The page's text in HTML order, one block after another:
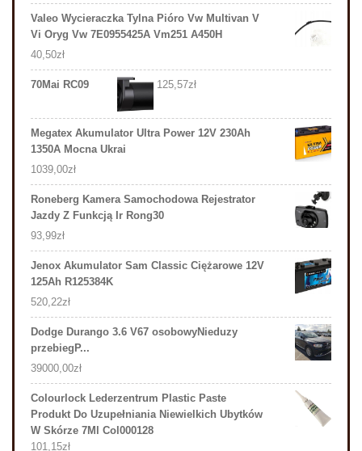
Valeo Wycieraczka Tylna Pióro Vw Multivan V
Vi Oryg Vw 7E0955425A Vm251 A450H
40,50zł
70Mai RC09 125,57zł
Megatex Akumulator Ultra Power 12V 230Ah
1350A Mocna Ukrai
1039,00zł
Roneberg Kamera Samochodowa Rejestrator
Jazdy Z Funkcją Ir Rong30
93,99zł
Jenox Akumulator Sam Classic Ciężarowe 12V
125Ah R125384K
520,22zł
Dodge Durango 3.6 V67 osobowyNieduzy
przebiegP...
39000,00zł
Colourlock Lederzentrum Plastic Paste
Produkt Do Uzupełniania Niewielkich Ubytków
W Skórze 7Ml Col000128
101,15zł